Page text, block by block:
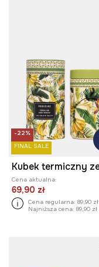
-22%
FINAL SALE
Cena aktualna:
69,90 zł
Cena regularna: 89,90 zł
Najniższa cena: 89,90 zł